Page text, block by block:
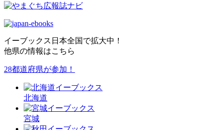
イーブックス日本全国で拡大中！
他県の情報はこちら
28都道府県が参加！
北海道
宮城